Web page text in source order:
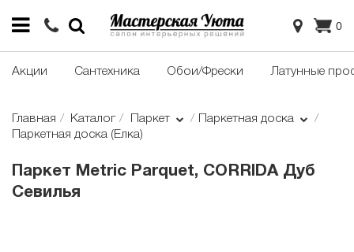
0
Акции Сантехника Обои/Фрески Латунные
Главная Каталог Паркет
Паркетная доска
Паркетная доска (Елка)
Паркет Metric Parquet, CORRIDA Дуб
Севилья